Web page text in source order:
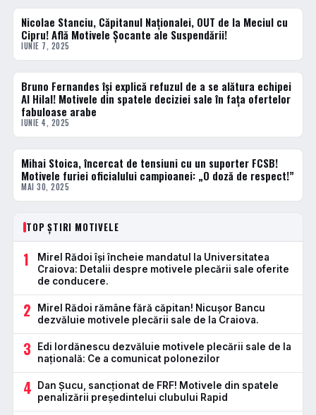
ACTUALE
Nicolae Stanciu, Căpitanul Naționalei, OUT de la Meciul cu
Cipru! Află Motivele Șocante ale Suspendării!
IUNIE 7, 2025
FOTBAL EXTERN
Bruno Fernandes își explică refuzul de a se alătura echipei
Al Hilal! Motivele din spatele deciziei sale în fața ofertelor
fabuloase arabe
IUNIE 4, 2025
ACTUALE
Mihai Stoica, încercat de tensiuni cu un suporter FCSB!
Motivele furiei oficialului campioanei: „O doză de respect!”
MAI 30, 2025
TOP ȘTIRI MOTIVELE
1
Mirel Rădoi își încheie mandatul la Universitatea
Craiova: Detalii despre motivele plecării sale oferite
de conducere.
2
Mirel Rădoi rămâne fără căpitan! Nicușor Bancu
dezvăluie motivele plecării sale de la Craiova.
3
Edi Iordănescu dezvăluie motivele plecării sale de la
națională: Ce a comunicat polonezilor
4
Dan Şucu, sancţionat de FRF! Motivele din spatele
penalizării preşedintelui clubului Rapid